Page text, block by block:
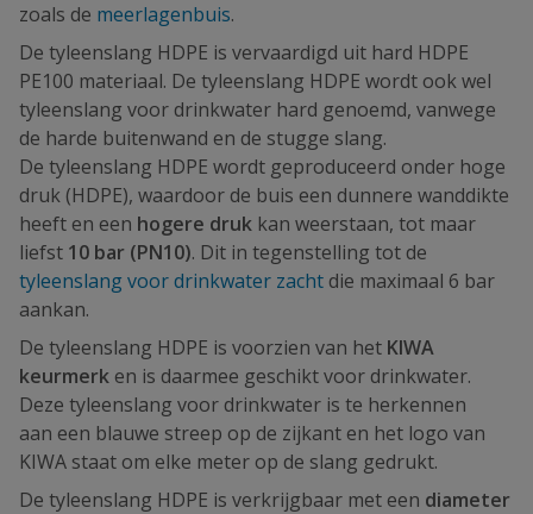
zoals de meerlagenbuis.
De tyleenslang HDPE is vervaardigd uit hard HDPE
PE100 materiaal. De tyleenslang HDPE wordt ook wel
tyleenslang voor drinkwater hard genoemd, vanwege
de harde buitenwand en de stugge slang.
De tyleenslang HDPE wordt geproduceerd onder hoge
druk (HDPE), waardoor de buis een dunnere wanddikte
heeft en een hogere druk kan weerstaan, tot maar
liefst 10 bar (PN10). Dit in tegenstelling tot de
tyleenslang voor drinkwater zacht die maximaal 6 bar
aankan.
De tyleenslang HDPE is voorzien van het KIWA
keurmerk en is daarmee geschikt voor drinkwater.
Deze tyleenslang voor drinkwater is te herkennen
aan een blauwe streep op de zijkant en het logo van
KIWA staat om elke meter op de slang gedrukt.
De tyleenslang HDPE is verkrijgbaar met een diameter